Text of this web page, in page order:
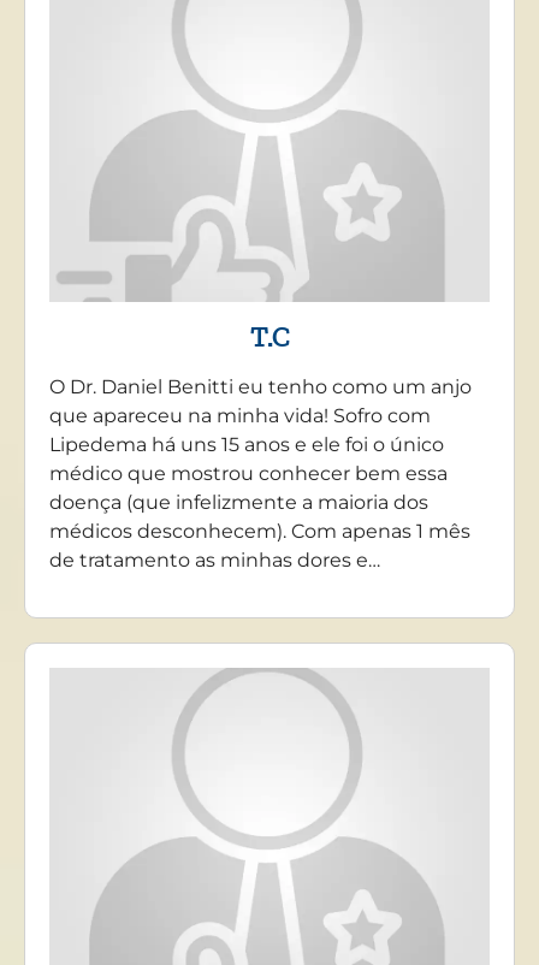
T.C
O Dr. Daniel Benitti eu tenho como um anjo
que apareceu na minha vida! Sofro com
Lipedema há uns 15 anos e ele foi o único
médico que mostrou conhecer bem essa
doença (que infelizmente a maioria dos
médicos desconhecem). Com apenas 1 mês
de tratamento as minhas dores e…